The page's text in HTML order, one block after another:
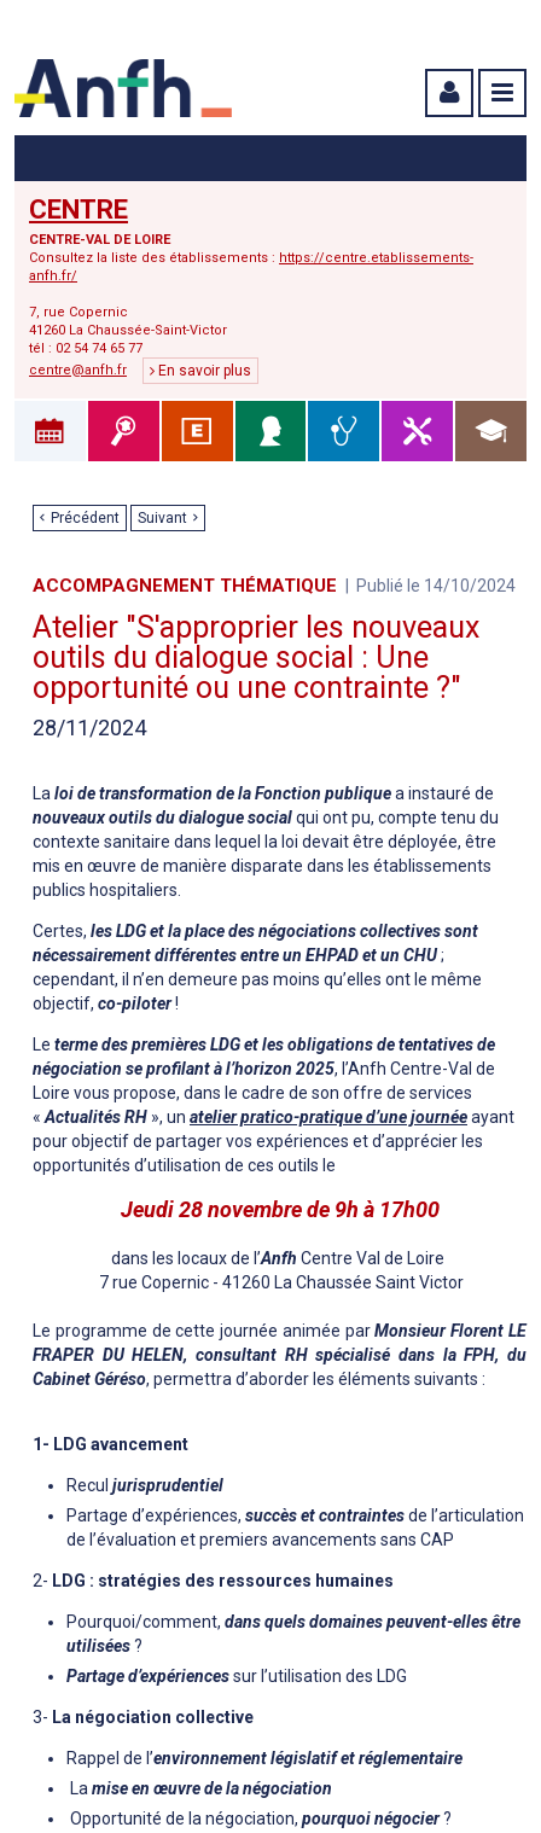
CENTRE
CENTRE-VAL DE LOIRE
Consultez la liste des établissements : https://centre.etablissements-
anfh.fr/
7, rue Copernic
41260 La Chaussée-Saint-Victor
tél : 02 54 74 65 77
centre@anfh.fr
En savoir plus
Précédent Suivant
ACCOMPAGNEMENT THÉMATIQUE Publié le 14/10/2024
Atelier "S'approprier les nouveaux
outils du dialogue social : Une
opportunité ou une contrainte ?"
28/11/2024
La loi de transformation de la Fonction publiquea instauré de
nouveaux outils du dialogue socialqui ont pu, compte tenu du
contexte sanitaire dans lequel la loi devait être déployée, être
mis en œuvre de manière disparate dans les établissements
publics hospitaliers.
Certes, les LDG et la place des négociations collectives sont
nécessairement différentes entre un EHPAD et un CHU;
cependant, il n’en demeure pas moins qu’elles ont le même
objectif, co-piloter!
Le terme des premières LDG et les obligations de tentatives de
négociation se profilant à l’horizon 2025, l’Anfh Centre-Val de
Loire vous propose, dans le cadre de son offre de services
« Actualités RH », un atelier pratico-pratique d’une journéeayant
pour objectif de partager vos expériences et d’apprécier les
opportunités d’utilisation de ces outils le
Jeudi 28 novembre de 9h à 17h00
dans les locaux de l’Anfh Centre Val de Loire
7 rue Copernic - 41260 La Chaussée Saint Victor
Le programme de cette journée animée parMonsieur Florent LE
FRAPER DU HELEN, consultant RH spécialisé dans la FPH, du
Cabinet Géréso, permettra d’aborder les éléments suivants :
1- LDG avancement
Recul jurisprudentiel
Partage d’expériences, succès et contraintesde l’articulation
de l’évaluation et premiers avancements sans CAP
2- LDG : stratégies des ressources humaines
Pourquoi/comment, dans quels domaines peuvent-elles être
utilisées?
Partage d’expériencessur l’utilisation des LDG
3- La négociation collective
Rappel de l’environnementlégislatif et réglementaire
La mise en œuvre de la négociation
Opportunité de la négociation, pourquoi négocier?